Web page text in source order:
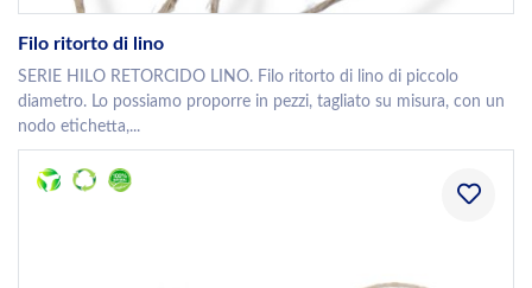
Filo ritorto di lino
SERIE HILO RETORCIDO LINO. Filo ritorto di lino di piccolo
diametro. Lo possiamo proporre in pezzi, tagliato su misura, con un
nodo etichetta,...